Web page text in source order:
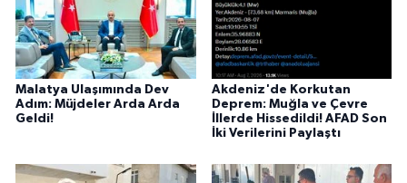
Malatya Ulaşımında Dev
Adım: Müjdeler Arda Arda
Geldi!
Akdeniz'de Korkutan
Deprem: Muğla ve Çevre
İllerde Hissedildi! AFAD Son
İki Verilerini Paylaştı